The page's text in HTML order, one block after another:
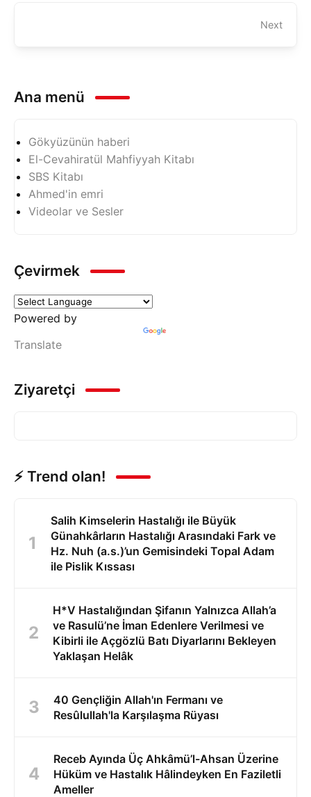
Next
Ana menü
Gökyüzünün haberi
El-Cevahiratül Mahfiyyah Kitabı
SBS Kitabı
Ahmed'in emri
Videolar ve Sesler
Çevirmek
Powered by
Translate
Ziyaretçi
⚡ Trend olan!
Salih Kimselerin Hastalığı ile Büyük
Günahkârların Hastalığı Arasındaki Fark ve
Hz. Nuh (a.s.)’un Gemisindeki Topal Adam
ile Pislik Kıssası
H*V Hastalığından Şifanın Yalnızca Allah’a
ve Rasulü’ne İman Edenlere Verilmesi ve
Kibirli ile Açgözlü Batı Diyarlarını Bekleyen
Yaklaşan Helâk
40 Gençliğin Allah'ın Fermanı ve
Resûlullah'la Karşılaşma Rüyası
Receb Ayında Üç Ahkâmü’l-Ahsan Üzerine
Hüküm ve Hastalık Hâlindeyken En Faziletli
Ameller